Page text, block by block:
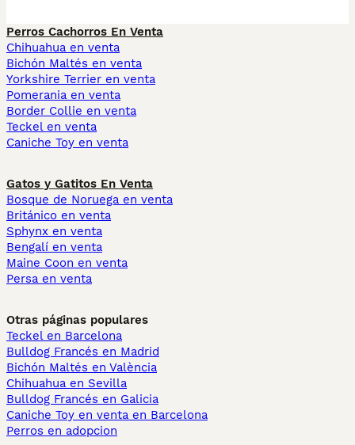
Perros Cachorros En Venta
Chihuahua en venta
Bichón Maltés en venta
Yorkshire Terrier en venta
Pomerania en venta
Border Collie en venta
Teckel en venta
Caniche Toy en venta
Gatos y Gatitos En Venta
Bosque de Noruega en venta
Británico en venta
Sphynx en venta
Bengalí en venta
Maine Coon en venta
Persa en venta
Otras páginas populares
Teckel en Barcelona
Bulldog Francés en Madrid
Bichón Maltés en València
Chihuahua en Sevilla
Bulldog Francés en Galicia
Caniche Toy en venta en Barcelona
Perros en adopcion